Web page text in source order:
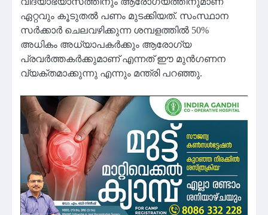
ഏറ്റവും കൂടുതൽ പണം മുടക്കിയത്. സംസ്ഥാന
സർക്കാർ ചെലവഴിക്കുന്ന ശമ്പളത്തിൽ 50%
അധികം അധ്യാപകർക്കും ആരോഗ്യ
പ്രവർത്തകർക്കുമാണ് എന്നത് ഈ മുൻഗണന
വ്യക്തമാക്കുന്നു എന്നും മന്ത്രി പറഞ്ഞു.